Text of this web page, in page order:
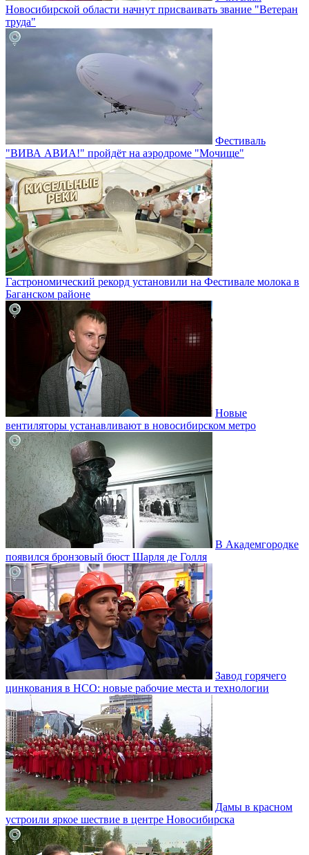
Новосибирской области начнут присваивать звание "Ветеран
труда"
Фестиваль
"ВИВА АВИА!" пройдёт на аэродроме "Мочище"
Гастрономический рекорд установили на Фестивале молока в
Баганском районе
Новые
вентиляторы устанавливают в новосибирском метро
В Академгородке
появился бронзовый бюст Шарля де Голля
Завод горячего
цинкования в НСО: новые рабочие места и технологии
Дамы в красном
устроили яркое шествие в центре Новосибирска